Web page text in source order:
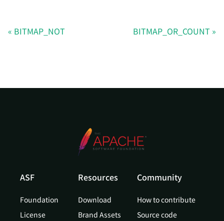
BITMAP_NOT BITMAP_OR_COUNT
ASF
Foundation
License
Resources
Download
Brand Assets
Community
How to contribute
Source code